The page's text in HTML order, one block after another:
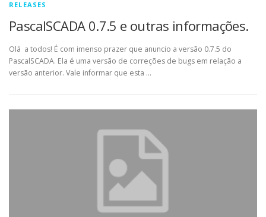
RELEASES
PascalSCADA 0.7.5 e outras informações.
Olá a todos! É com imenso prazer que anuncio a versão 0.7.5 do
PascalSCADA. Ela é uma versão de correções de bugs em relação a
versão anterior. Vale informar que esta …